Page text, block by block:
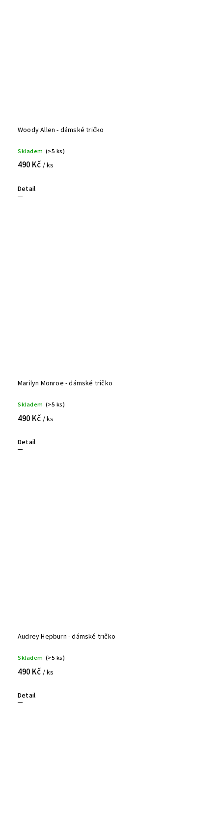
Woody Allen - dámské tričko
Skladem (>5 ks)
490 Kč / ks
Detail
Marilyn Monroe - dámské tričko
Skladem (>5 ks)
490 Kč / ks
Detail
Audrey Hepburn - dámské tričko
Skladem (>5 ks)
490 Kč / ks
Detail